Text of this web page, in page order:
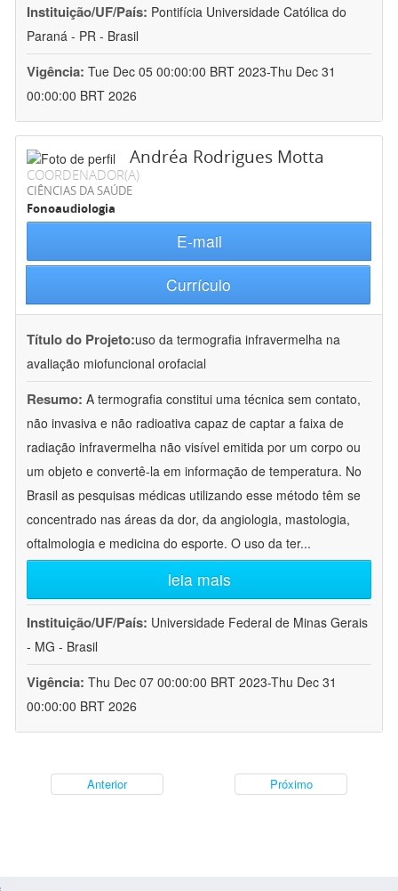
Instituição/UF/País: Pontifícia Universidade Católica do
Paraná - PR - Brasil
Vigência: Tue Dec 05 00:00:00 BRT 2023-Thu Dec 31
00:00:00 BRT 2026
Andréa Rodrigues Motta
COORDENADOR(A)
CIÊNCIAS DA SAÚDE
Fonoaudiologia
E-mail
Currículo
Título do Projeto:uso da termografia infravermelha na
avaliação miofuncional orofacial
Resumo: A termografia constitui uma técnica sem contato,
não invasiva e não radioativa capaz de captar a faixa de
radiação infravermelha não visível emitida por um corpo ou
um objeto e convertê-la em informação de temperatura. No
Brasil as pesquisas médicas utilizando esse método têm se
concentrado nas áreas da dor, da angiologia, mastologia,
oftalmologia e medicina do esporte. O uso da ter...
leia mais
Instituição/UF/País: Universidade Federal de Minas Gerais
- MG - Brasil
Vigência: Thu Dec 07 00:00:00 BRT 2023-Thu Dec 31
00:00:00 BRT 2026
Anterior Próximo